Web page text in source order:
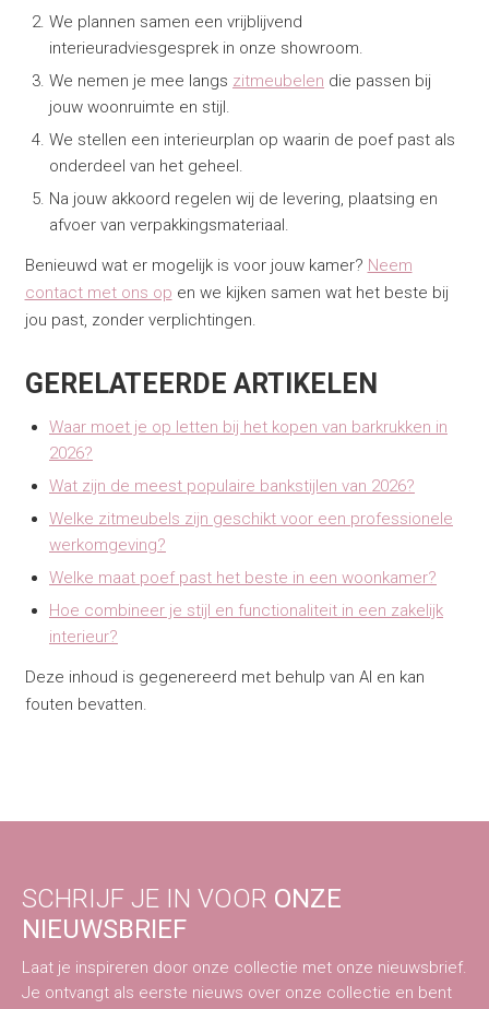
We plannen samen een vrijblijvend
interieuradviesgesprek in onze showroom.
We nemen je mee langs zitmeubelen die passen bij
jouw woonruimte en stijl.
We stellen een interieurplan op waarin de poef past als
onderdeel van het geheel.
Na jouw akkoord regelen wij de levering, plaatsing en
afvoer van verpakkingsmateriaal.
Benieuwd wat er mogelijk is voor jouw kamer? Neem
contact met ons op en we kijken samen wat het beste bij
jou past, zonder verplichtingen.
GERELATEERDE ARTIKELEN
Waar moet je op letten bij het kopen van barkrukken in
2026?
Wat zijn de meest populaire bankstijlen van 2026?
Welke zitmeubels zijn geschikt voor een professionele
werkomgeving?
Welke maat poef past het beste in een woonkamer?
Hoe combineer je stijl en functionaliteit in een zakelijk
interieur?
Deze inhoud is gegenereerd met behulp van AI en kan
fouten bevatten.
SCHRIJF JE IN VOOR ONZE
NIEUWSBRIEF
Laat je inspireren door onze collectie met onze nieuwsbrief.
Je ontvangt als eerste nieuws over onze collectie en bent